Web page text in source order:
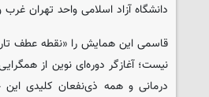
دانشگاه آزاد اسلامی واحد تهران
نیست؛ آغازگر دوره‌ای نوین از
درمانی و همه ذی‌نفعان کلیدی این